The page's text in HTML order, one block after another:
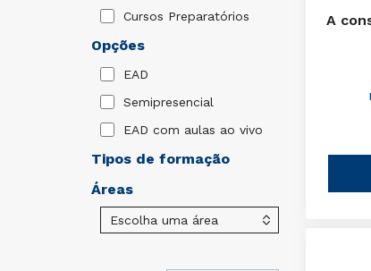
Cursos Preparatórios
Opções
EAD
Semipresencial
EAD com aulas ao vivo
Tipos de formação
Áreas
A